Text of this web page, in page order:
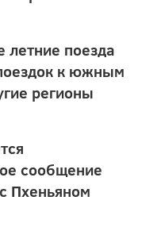
летние поезда
к южным
регионы
сообщение
Пхеньяном